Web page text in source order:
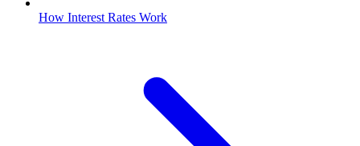
How Interest Rates Work